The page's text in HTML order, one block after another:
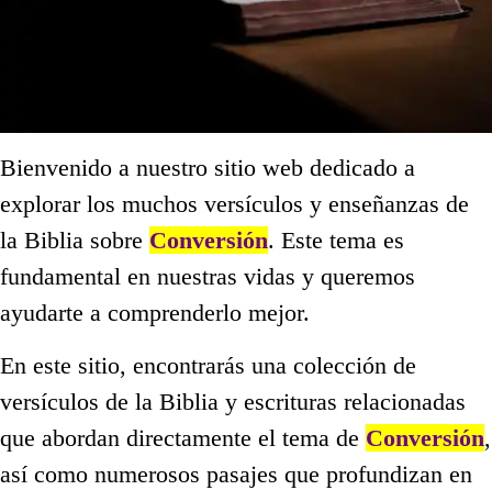
Bienvenido a nuestro sitio web dedicado a
explorar los muchos versículos y enseñanzas de
la Biblia sobre Conversión. Este tema es
fundamental en nuestras vidas y queremos
ayudarte a comprenderlo mejor.
En este sitio, encontrarás una colección de
versículos de la Biblia y escrituras relacionadas
que abordan directamente el tema de Conversión,
así como numerosos pasajes que profundizan en